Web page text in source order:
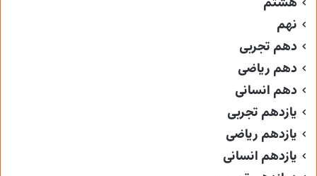
نهم
دهم تجربی
دهم ریاضی
دهم انسانی
یازدهم تجربی
یازدهم ریاضی
یازدهم انسانی